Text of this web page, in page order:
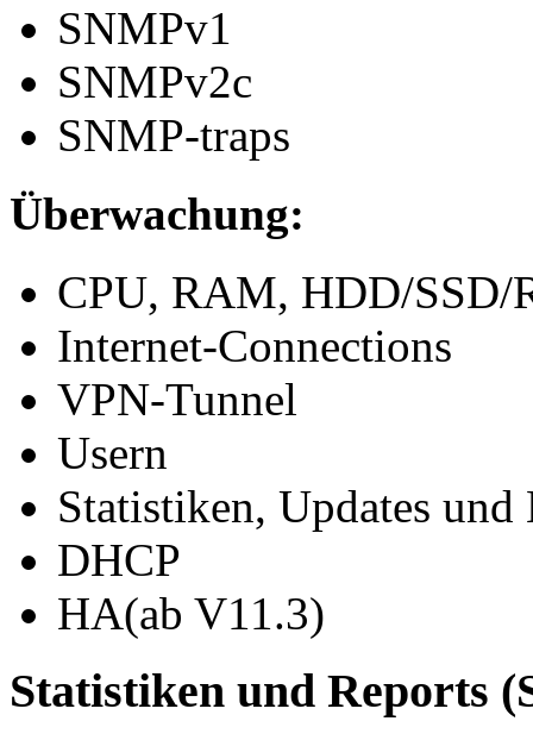
SNMPv1
SNMPv2c
SNMP-traps
Überwachung:
CPU, RAM, HDD/SSD/
Internet-Connections
VPN-Tunnel
Usern
Statistiken, Updates und
DHCP
HA(ab V11.3)
Statistiken und Reports